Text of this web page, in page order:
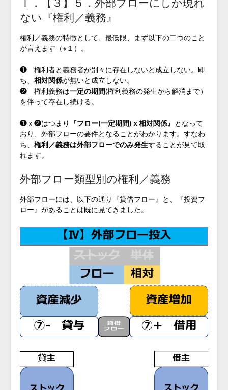
ない『権利／義務』
権利／義務の特徴として、最低限、まず以下の二つのこと
が言えます（※１）。
❶ 権利者と義務者が別々に存在しないと成立しない。即
ち、 相対関係が無いと成立しない。
❷ 権利義務は一定の期間(権利義務の発生から解消まで）
を伴って存在し続ける。
❶ｘ❷はつまり 『フロー(一定期間)ｘ相対関係』 となって
おり、外部フローの要件となることがわかります。すなわ
ち、 権利／義務は外部フローでのみ発生することが見て取
れます。
外部フロー類型別の権利／義務
外部フローには、以下の通り『貸借フロー』と、『投資フ
ロー』があることは既に見てきました。